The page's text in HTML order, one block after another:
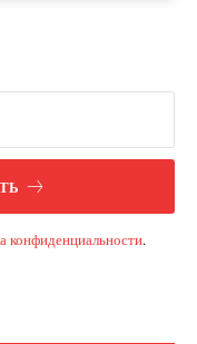
конфиденциальности.